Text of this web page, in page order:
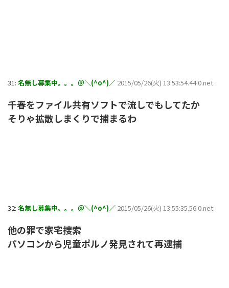
31: 名無し募集中。。。＠＼(^o^)／ 2015/05/26(火) 13:53:54.44 0.net
千春をファイル共有ソフトで流しでもしてたか
そりゃ拡散しまくりで捕まるわ
32: 名無し募集中。。。＠＼(^o^)／ 2015/05/26(火) 13:55:35.56 0.net
他の罪で家宅捜索
パソコンから児童ポルノ発見されて再逮捕